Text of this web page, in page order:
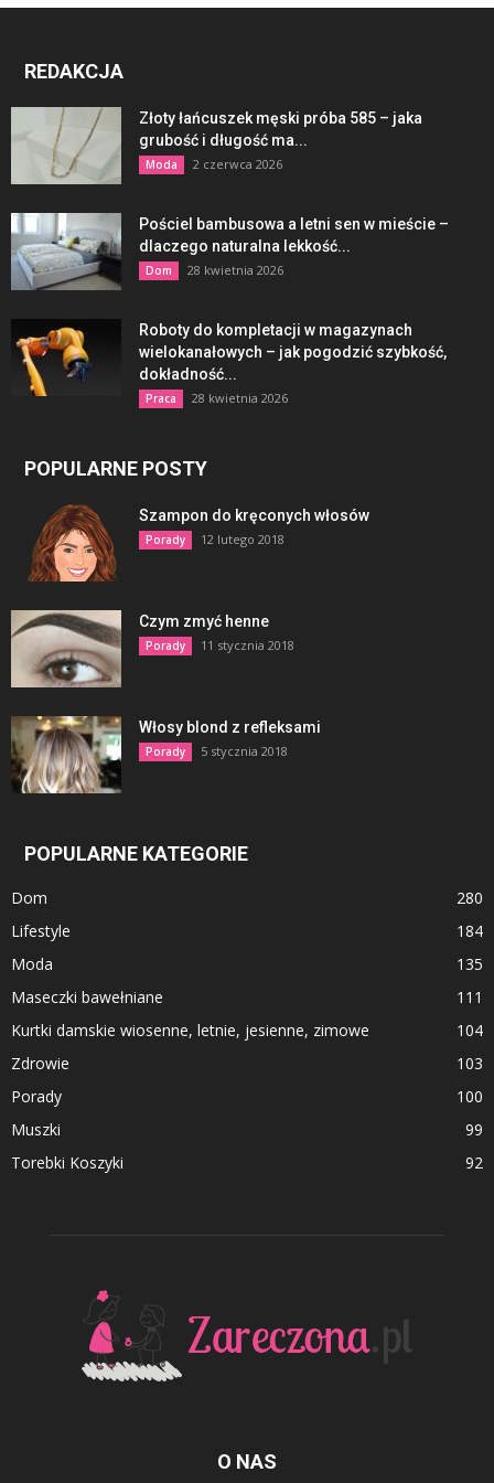
REDAKCJA
Złoty łańcuszek męski próba 585 – jaka
grubość i długość ma...
Moda 2 czerwca 2026
Pościel bambusowa a letni sen w mieście –
dlaczego naturalna lekkość...
Dom 28 kwietnia 2026
Roboty do kompletacji w magazynach
wielokanałowych – jak pogodzić szybkość,
dokładność...
Praca 28 kwietnia 2026
POPULARNE POSTY
Szampon do kręconych włosów
Porady 12 lutego 2018
Czym zmyć henne
Porady 11 stycznia 2018
Włosy blond z refleksami
Porady 5 stycznia 2018
POPULARNE KATEGORIE
Dom
280
Lifestyle
184
Moda
135
Maseczki bawełniane
111
Kurtki damskie wiosenne, letnie, jesienne, zimowe
104
Zdrowie
103
Porady
100
Muszki
99
Torebki Koszyki
92
O NAS